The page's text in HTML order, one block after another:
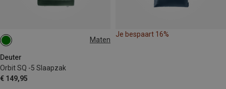
Maten
Deuter
Orbit SQ -5 Slaapzak
€ 149,95
MAX. 200CM | LEFT
MAX. 200CM | RIGHT
Je bespaart 16%